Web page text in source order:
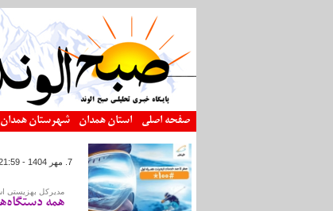
صفحه اصلی استان همدان شهرستان همدان
7. مهر 1404 - 21:59
مدیرکل بهزیستی
همه